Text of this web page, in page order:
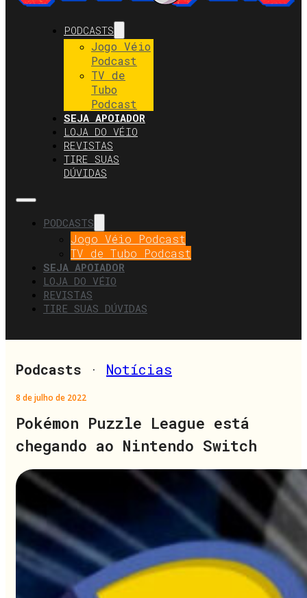
PODCASTS
Jogo Véio
Podcast
TV de
Tubo
Podcast
SEJA APOIADOR
LOJA DO VÉIO
REVISTAS
TIRE SUAS
DÚVIDAS
PODCASTS
Jogo Véio Podcast
TV de Tubo Podcast
SEJA APOIADOR
LOJA DO VÉIO
REVISTAS
TIRE SUAS DÚVIDAS
Podcasts · Notícias
8 de julho de 2022
Pokémon Puzzle League está
chegando ao Nintendo Switch